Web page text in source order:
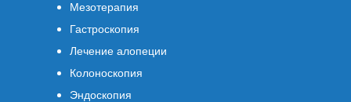
Мезотерапия
Гастроскопия
Лечение алопеции
Колоноскопия
Эндоскопия